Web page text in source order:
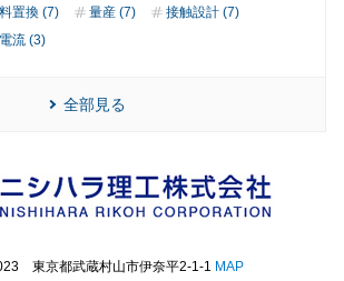
置換 (7) 量産 (7)
接触設計 (7)
流 (3)
全部見る
東京都武蔵村山市伊奈平2-1-1 MAP